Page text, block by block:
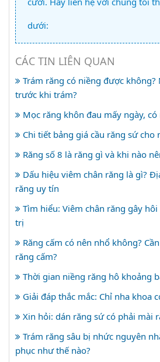
dưới:
CÁC TIN LIÊN QUAN
Trám răng có niềng được không?
trước khi trám?
Mọc răng khôn đau mấy ngày,
Chi tiết bảng giá cầu răng sứ cho
Răng số 8 là răng gì và khi nào
Dấu hiệu viêm chân răng là gì?
răng uy tín
Tìm hiểu: Viêm chân răng gây
trị
Răng cấm có nên nhổ không?
răng cấm?
Thời gian niềng răng hô khoảng
Giải đáp thắc mắc: Chỉ nha khoa
Xin hỏi: dán răng sứ có phải mài
Trám răng sâu bị nhức nguyên
phục như thế nào?